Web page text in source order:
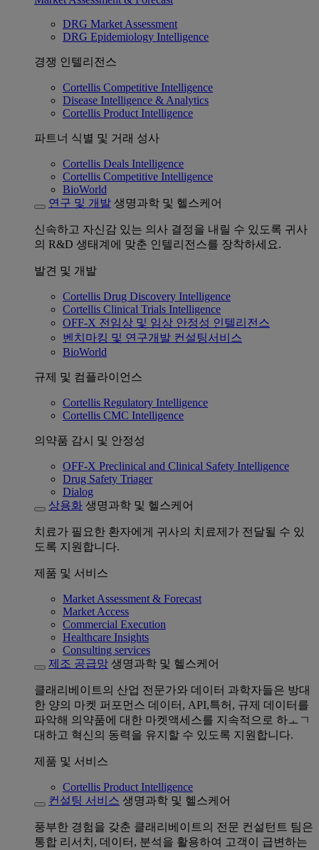
DRG Market Assessment
DRG Epidemiology Intelligence
경쟁 인텔리전스
Cortellis Competitive Intelligence
Disease Intelligence & Analytics
Cortellis Product Intelligence
파트너 식별 및 거래 성사
Cortellis Deals Intelligence
Cortellis Competitive Intelligence
BioWorld
연구 및 개발 생명과학 및 헬스케어
신속하고 자신감 있는 의사 결정을 내릴 수 있도록 귀사
의 R&D 생태계에 맞춘 인텔리전스를 장착하세요.
발견 및 개발
Cortellis Drug Discovery Intelligence
Cortellis Clinical Trials Intelligence
OFF-X 전임상 및 임상 안정성 인텔리전스
벤치마킹 및 연구개발 컨설팅서비스
BioWorld
규제 및 컴플라이언스
Cortellis Regulatory Intelligence
Cortellis CMC Intelligence
의약품 감시 및 안정성
OFF-X Preclinical and Clinical Safety Intelligence
Drug Safety Triager
Dialog
상용화 생명과학 및 헬스케어
치료가 필요한 환자에게 귀사의 치료제가 전달될 수 있
도록 지원합니다.
제품 및 서비스
Market Assessment & Forecast
Market Access
Commercial Execution
Healthcare Insights
Consulting services
제조 공급망 생명과학 및 헬스케어
클래리베이트의 산업 전문가와 데이터 과학자들은 방대
한 양의 마켓 퍼포먼스 데이터, API,특허, 규제 데이터를
파악해 의약품에 대한 마켓액세스를 지속적으로 하ㅗㄱ
대하고 혁신의 동력을 유지할 수 있도록 지원합니다.
제품 및 서비스
Cortellis Product Intelligence
컨설팅 서비스 생명과학 및 헬스케어
풍부한 경험을 갖춘 클래리베이트의 전문 컨설턴트 팀은
통합 리서치, 데이터, 분석을 활용하여 고객이 급변하는